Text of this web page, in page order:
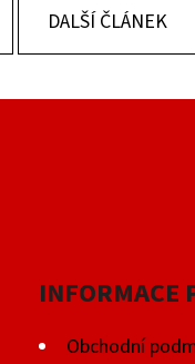
DALŠÍ ČLÁNEK
INFORMACE
Obchodní